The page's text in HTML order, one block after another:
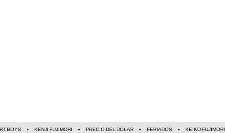
BOYS KENJI FUJIMORI PRECIO DEL DÓLAR FERIADOS KEIKO FUJIMORI